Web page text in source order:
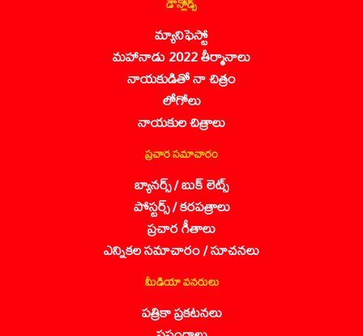
మ్యానిఫెస్టో
మహానాడు 2022 తీర్మానాలు
నాయకుడితో నా చిత్రం
లోగోలు
నాయకుల చిత్రాలు
ప్రచార సమాచారం
బ్యానర్స్ / బుక్ లెట్స్
పోస్టర్స్ / కరపత్రాలు
ప్రచార గీతాలు
ఎన్నికల సమాచారం / సూచనలు
మీడియా వనరులు
పత్రికా ప్రకటనలు